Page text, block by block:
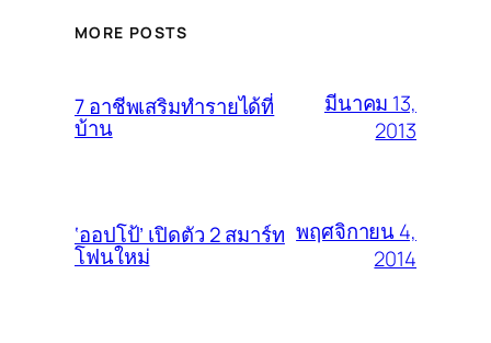
MORE POSTS
7 อาชีพเสริมทำรายได้ที่
บ้าน
มีนาคม 13,
2013
‘ออปโป้’ เปิดตัว 2 สมาร์ท
โฟนใหม่
พฤศจิกายน 4,
2014